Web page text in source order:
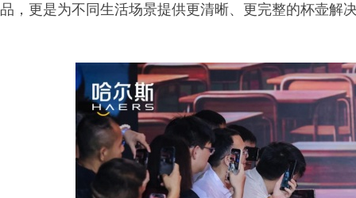
品，更是为不同生活场景提供更清晰、更完整的杯壶解